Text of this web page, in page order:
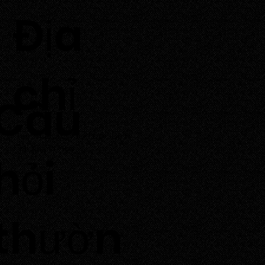
​Địa
chỉ
Thôn Tuấn Tú, Xã Phước Dinh,
Tỉnh Khánh Hoà